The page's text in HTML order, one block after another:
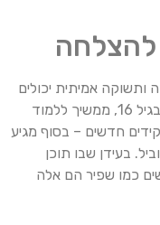
להצלחה
אמיתית יכולים
להוביל רחוק. מי שמתחיל לכתוב בגיל 16, ממשיך ללמוד
חדשים – בסוף מגיע
בעידן שבו תוכן
כמו שפיר הם אלה